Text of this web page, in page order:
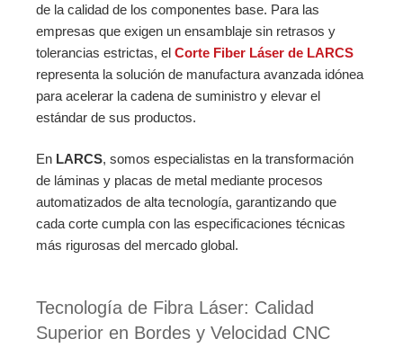
de la calidad de los componentes base. Para las
empresas que exigen un ensamblaje sin retrasos y
tolerancias estrictas, el Corte Fiber Láser de LARCS
representa la solución de manufactura avanzada idónea
para acelerar la cadena de suministro y elevar el
estándar de sus productos.
En LARCS, somos especialistas en la transformación
de láminas y placas de metal mediante procesos
automatizados de alta tecnología, garantizando que
cada corte cumpla con las especificaciones técnicas
más rigurosas del mercado global.
Tecnología de Fibra Láser: Calidad
Superior en Bordes y Velocidad CNC